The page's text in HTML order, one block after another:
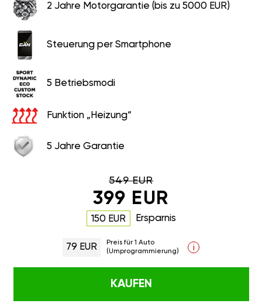
2 Jahre Motorgarantie (bis zu 5000 EUR)
Steuerung per Smartphone
5 Betriebsmodi
Funktion „Heizung“
5 Jahre Garantie
549 EUR
399 EUR
150 EUR Ersparnis
79 EUR
Preis für 1 Auto
(Umprogrammierung)
i
KAUFEN